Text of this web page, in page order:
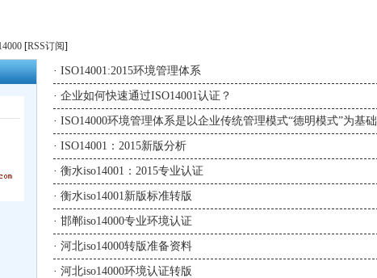
[RSS订阅]
· ISO14001:2015环境管理体系
· 企业如何快速通过ISO14001认证？
· ISO14000环境管理体系是以企业传统管理模式“德明模式”为基础
· ISO14001：2015新版分析
· 衡水iso14001：2015专业认证
· 衡水iso14001新版标准转版
· 邯郸iso14000专业环境认证
· 河北iso14000转版准备资料
· 河北iso14000环境认证转版